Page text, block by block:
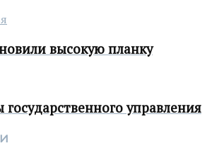
высокую планку
государственного управления